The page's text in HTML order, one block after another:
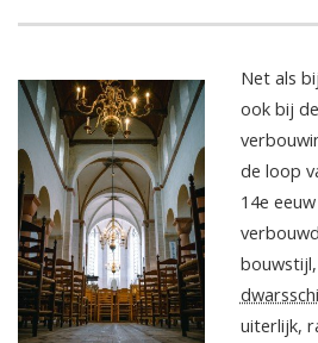
Net als
ook bij
de loop
14e
uiterlijk,